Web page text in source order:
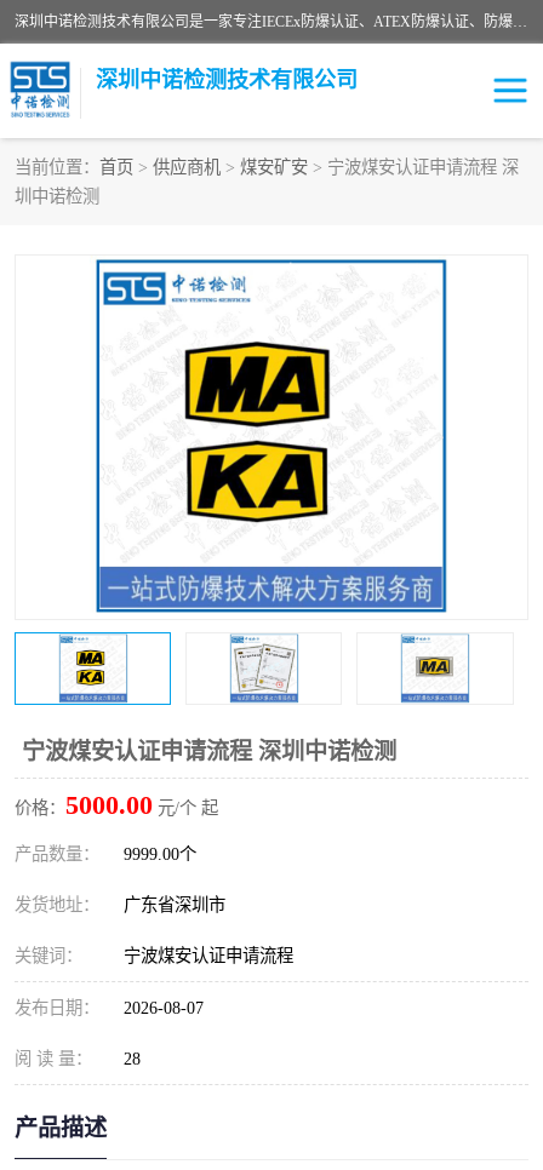
深圳中诺检测技术有限公司是一家专注IECEx防爆认证、ATEX防爆认证、防爆电气检测、防爆合格证、煤安认证等代理机构，可为客户提供从防爆设计、认证、现场检查、工程施工改造、培训等一站式服务。
深圳中诺检测技术有限公司
当前位置： 首页 > 供应商机 > 煤安矿安 > 宁波煤安认证申请流程 深
圳中诺检测
宁波煤安认证申请流程 深圳中诺检测
价格： 5000.00 元/个 起
产品数量： 9999.00个
发货地址： 广东省深圳市
关键词： 宁波煤安认证申请流程
发布日期： 2026-08-07
阅 读 量： 28
产品描述
ATEX防爆认证
防爆3C认证 现场防爆检测
煤安矿安
IECEx防爆认证 防爆设计
防爆资质证书 各国防爆认证
SIL认证
防爆电气检测机构 防爆合格证代理机构